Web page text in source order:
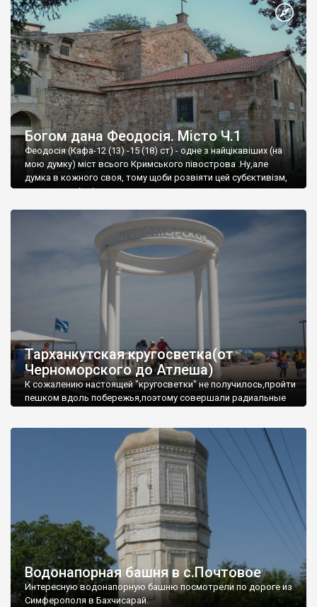
Богом дана Феодосія. Місто Ч.1
Феодосія (Кафа-12 (13) -15 (18) ст) - одне з найцікавіших (на
мою думку) міст всього Кримського півострова .Ну,але
думка в кожного своя, тому щоби розвіяти цей субєктивізм,
запрошую відвідати це
Тарханкутская кругосветка(от
Черноморского до Атлеша)
К сожалению настоящей "кругосветки" не получилось,пройти
пешком вдоль побережья,поэтому совершали радиальные
Водонапорная башня в с.Почтовое
Интересную водонапорную башню посмотрели по дороге из
Симферополя в Бахчисарай.